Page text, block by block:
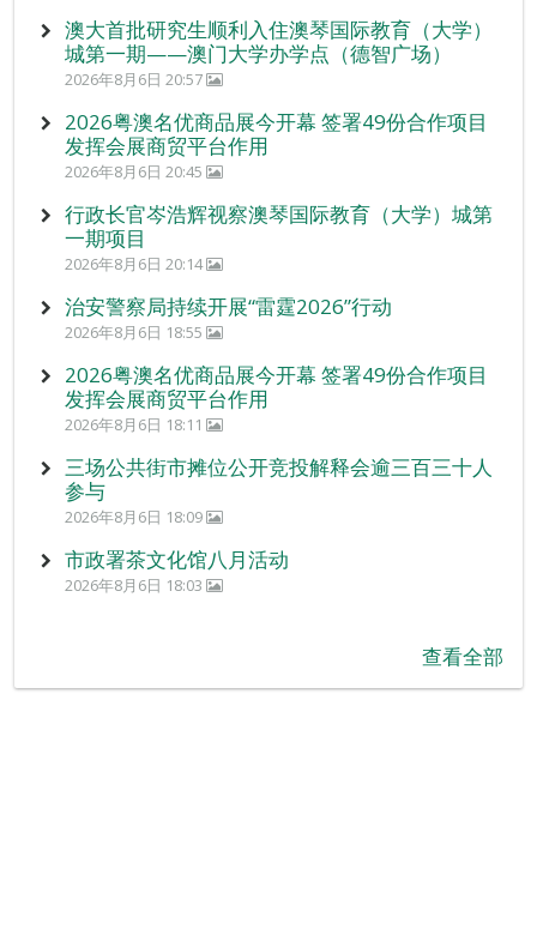
澳大首批研究生顺利入住澳琴国际教育（大学）
城第一期——澳门大学办学点（德智广场）
2026年8月6日 20:57
2026粤澳名优商品展今开幕 签署49份合作项目
发挥会展商贸平台作用
2026年8月6日 20:45
行政长官岑浩辉视察澳琴国际教育（大学）城第
一期项目
2026年8月6日 20:14
治安警察局持续开展“雷霆2026”行动
2026年8月6日 18:55
2026粤澳名优商品展今开幕 签署49份合作项目
发挥会展商贸平台作用
2026年8月6日 18:11
三场公共街市摊位公开竞投解释会逾三百三十人
参与
2026年8月6日 18:09
市政署茶文化馆八月活动
2026年8月6日 18:03
查看全部